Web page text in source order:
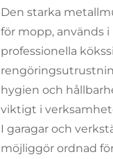
Den starka
för mopp, används
professionella
hygien och
viktigt i
I garagar och
möjliggör ordnad